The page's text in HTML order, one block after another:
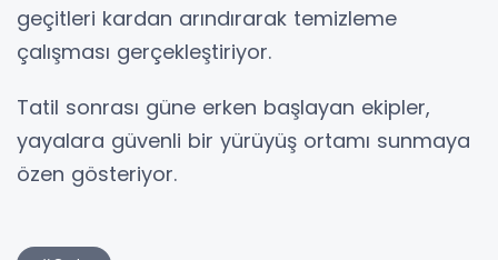
geçitleri kardan arındırarak temizleme
çalışması gerçekleştiriyor.
Tatil sonrası güne erken başlayan ekipler,
yayalara güvenli bir yürüyüş ortamı sunmaya
özen gösteriyor.